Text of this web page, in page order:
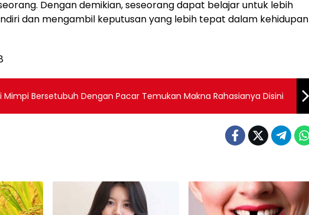
Dengan demikian, seseorang dapat belajar untuk lebih
dan mengambil keputusan yang lebih tepat dalam kehidupan
Mimpi Bersetubuh Dengan Pacar Temukan Makna Rahasianya Disini